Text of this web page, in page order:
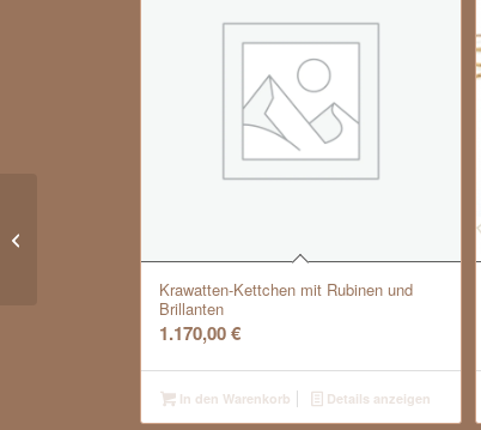
Krawatten-Kettchen mit Rubinen und
Brillanten
1.170,00€
In den Warenkorb Details anzeigen